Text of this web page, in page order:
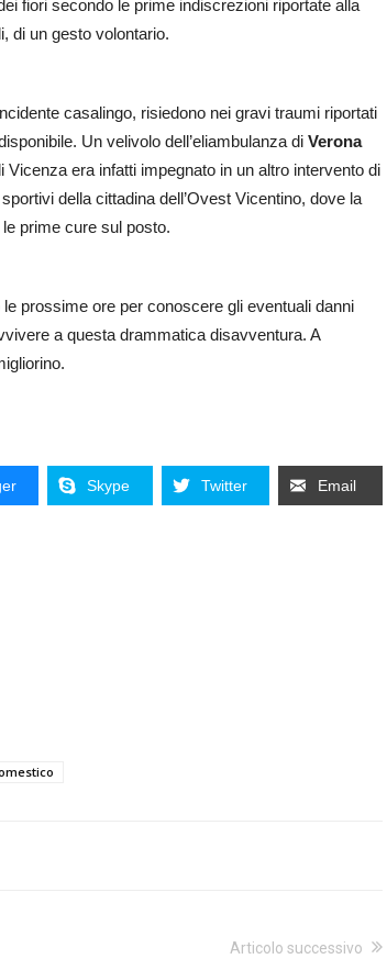
fiori secondo le prime indiscrezioni riportate alla
di un gesto volontario.
casalingo, risiedono nei gravi traumi riportati
Un velivolo dell’eliambulanza di Verona
era infatti impegnato in un altro intervento di
della cittadina dell’Ovest Vicentino, dove la
prime cure sul posto.
prossime ore per conoscere gli eventuali danni
a questa drammatica disavventura. A
Skype Twitter Email
Articolo successivo